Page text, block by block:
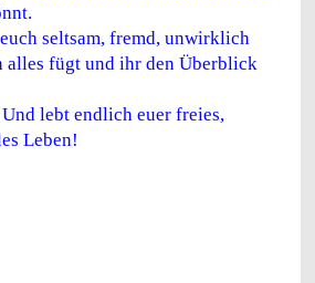
seltsam, fremd, unwirklich
alles fügt und ihr den Überblick
lebt endlich euer freies,
Leben!